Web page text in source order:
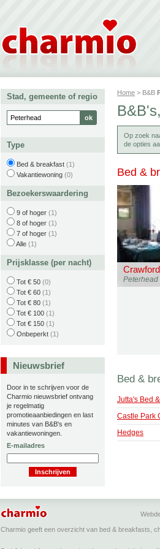
Home > B&B
Op zoek
de opties
Bed &
Peterhead
Bed &
Jutta's Bed
Castle Park
Hedges
Stad, gemeente of regio
Type
Bed & breakfast (1)
Vakantiewoning (0)
Bezoekerswaardering
9 of hoger (1)
8 of hoger (1)
7 of hoger (1)
Alle (1)
Prijsklasse (per nacht)
Tot € 50 (0)
Tot € 60 (1)
Tot € 80 (1)
Tot € 100 (1)
Tot € 150 (1)
Onbeperkt (1)
Nieuwsbrief
Door in te schrijven voor de
Charmio nieuwsbrief ontvang
je regelmatig
promotieaanbiedingen en last
minutes van B&B's en
vakantiewoningen.
E-mailadres
Charmio geeft een overzicht van bed & breakfasts,